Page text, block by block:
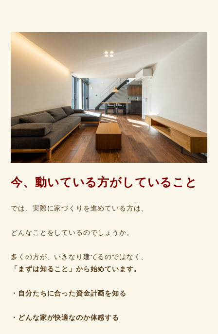
今、動いている方がしていること
では、実際に家づくりを進めている方は、
どんなことをしているのでしょうか。
多くの方が、いきなり建てるのではなく、
「まずは知ること」から始めています。
・自分たちに合った資金計画を知る
・どんな家が快適なのか体感する